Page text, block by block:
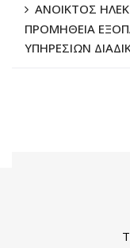
ΑΝΟΙΚΤΟΣ
ΠΡΟΜΗΘΕΙΑ
ΥΠΗΡΕΣΙΩΝ